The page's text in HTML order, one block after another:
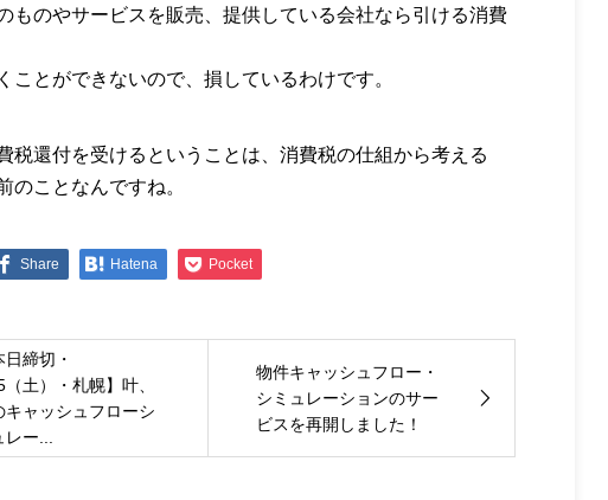
ものやサービスを販売、提供している会社なら引ける消費
ことができないので、損しているわけです。
税還付を受けるということは、消費税の仕組から考える
のことなんですね。
Share Hatena Pocket
日締切・
（土）・札幌】叶、
キャッシュフローシ
レー...
物件キャッシュフロー・
シミュレーションのサー
ビスを再開しました！